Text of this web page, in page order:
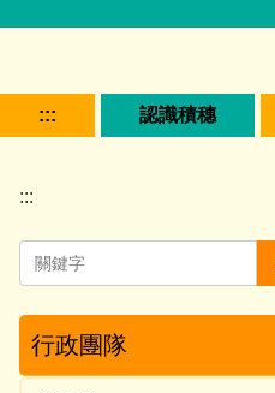
::: 認識積穗
:::
行政團隊